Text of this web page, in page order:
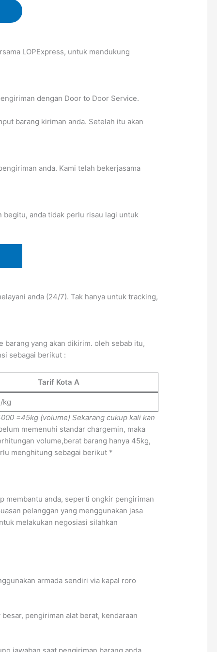
LOPExpress, untuk mendukung
dengan Door to Door Service.
barang kiriman anda. Setelah itu akan
anda. Kami telah bekerjasama
begitu, anda tidak perlu risau lagi untuk
anda (24/7). Tak hanya untuk tracking,
barang yang akan dikirim. oleh sebab itu,
sebagai berikut :
Tarif Kota A
kg
=45kg (volume) Sekarang cukup kali kan
memenuhi standar chargemin, maka
volume,berat barang hanya 45kg,
menghitung sebagai berikut *
membantu anda, seperti ongkir pengiriman
pelanggan yang menggunakan jasa
melakukan negosiasi silahkan
armada sendiri via kapal roro
pengiriman alat berat, kendaraan
jawaban saat pengiriman barang anda